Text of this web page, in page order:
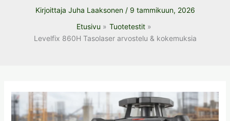
Kirjoittaja Juha Laaksonen / 9 tammikuun, 2026
Etusivu
Tuotetestit
Levelfix 860H Tasolaser arvostelu & kokemuksia